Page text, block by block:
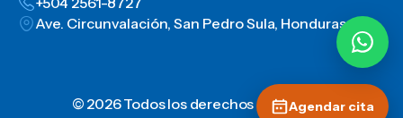
Ave. Circunvalación, San Pedro Sula, Honduras, C.A.
© 2026 Todos los derechos reservadosAgendar cita